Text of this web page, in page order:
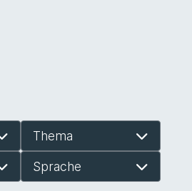
Thema
Sprache